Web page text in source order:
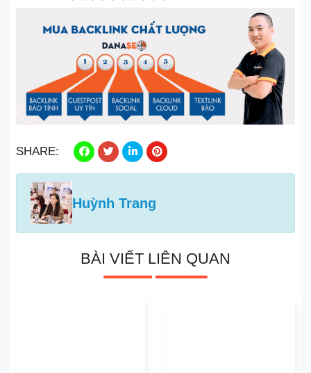
SHARE:
Huỳnh Trang
BÀI VIẾT LIÊN QUAN